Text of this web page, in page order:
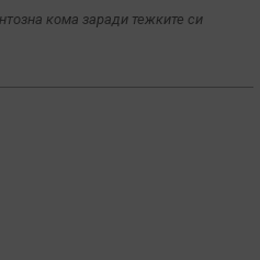
кома заради тежките си